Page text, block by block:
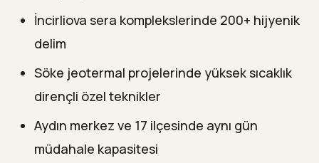
İncirliova sera komplekslerinde 200+ hijyenik
delim
Söke jeotermal projelerinde yüksek sıcaklık
dirençli özel teknikler
Aydın merkez ve 17 ilçesinde aynı gün
müdahale kapasitesi